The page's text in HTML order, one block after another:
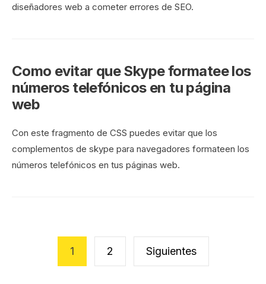
diseñadores web a cometer errores de SEO.
Como evitar que Skype formatee los
números telefónicos en tu página
web
Con este fragmento de CSS puedes evitar que los
complementos de skype para navegadores formateen los
números telefónicos en tus páginas web.
Navegación
1 2 Siguientes